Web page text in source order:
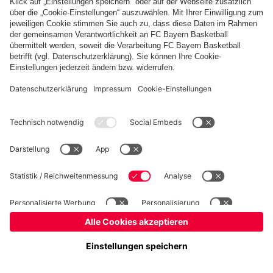
Kinder- und Jugendschutz Hinweisgebersystem FAQ Kontakt
Verträge hier kündigen Cookie-Einstellungen